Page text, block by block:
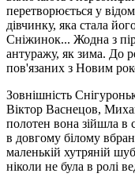
перетворюється у
дівчинку, яка стала
Сніжинок... Жодна з
антуражу, як зима. До
пов'язаних з Новим
Зовнішність
Віктор Васнецов,
полотен вона зійшла в
в довгому білому
маленькій хутряній
ніколи не була в ролі